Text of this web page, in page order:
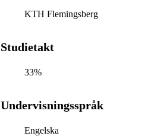
KTH Flemingsberg
Studietakt
33%
Undervisningsspråk
Engelska